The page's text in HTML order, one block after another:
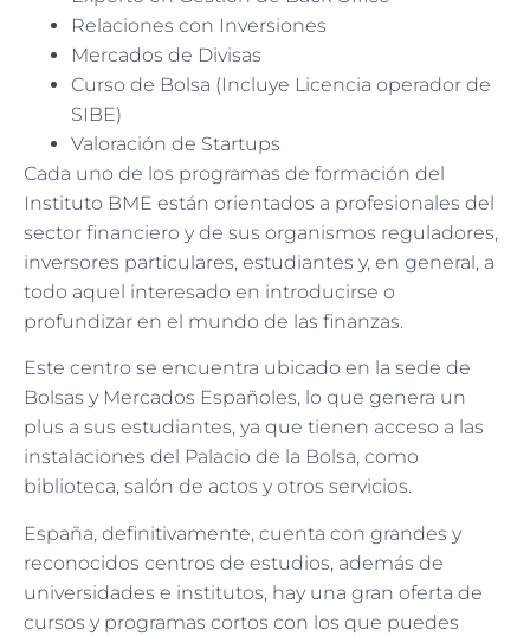
Relaciones con Inversiones
Mercados de Divisas
Curso de Bolsa (Incluye Licencia operador de
SIBE)
Valoración de Startups
Cada uno de los programas de formación del
Instituto BME están orientados a profesionales del
sector financiero y de sus organismos reguladores,
inversores particulares, estudiantes y, en general, a
todo aquel interesado en introducirse o
profundizar en el mundo de las finanzas.
Este centro se encuentra ubicado en la sede de
Bolsas y Mercados Españoles, lo que genera un
plus a sus estudiantes, ya que tienen acceso a las
instalaciones del Palacio de la Bolsa, como
biblioteca, salón de actos y otros servicios.
España, definitivamente, cuenta con grandes y
reconocidos centros de estudios, además de
universidades e institutos, hay una gran oferta de
cursos y programas cortos con los que puedes